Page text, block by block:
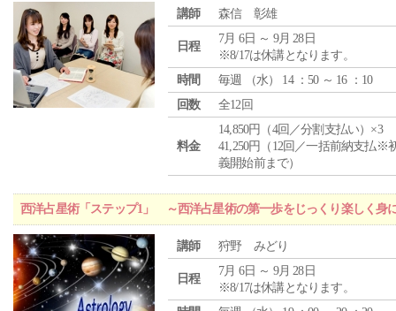
講師 森信 彰雄
日程
7月 6日 ～ 9月 28日
※8/17は休講となります。
時間
毎週 （水） 14 ：50 ～ 16 ：10
回数
全12回
料金
14,850円（4回／分割支払い）×3
41,250円（12回／一括前納支払※
義開始前まで）
西洋占星術「ステップ1」 ～西洋占星術の第一歩をじっくり楽しく身
講師 狩野 みどり
日程
7月 6日 ～ 9月 28日
※8/17は休講となります。